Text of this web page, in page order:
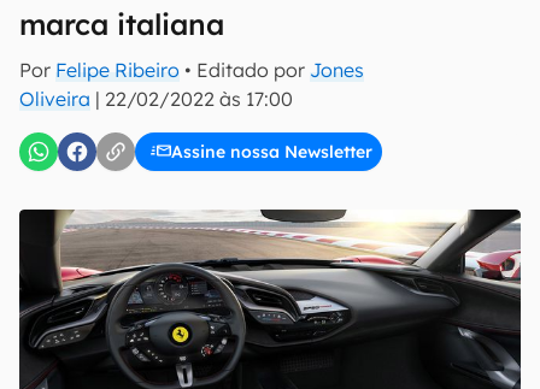
marca italiana
Por Felipe Ribeiro • Editado por Jones
Oliveira | 22/02/2022 às 17:00
Assine nossa Newsletter
inscreva-se
Confirmo que li, aceito e concordo com os Termos de
Uso e Política de Privacidade do Canaltech.